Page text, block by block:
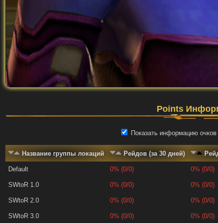
Points
Показать информацию
Название группы локаций Рейдов (за 30 дней)
Default 0% (0/0) 0% (0/0)
SWtoR 1.0 0% (0/0) 0% (0/0)
SWtoR 2.0 0% (0/0) 0% (0/0)
SWtoR 3.0 0% (0/0) 0% (0/0)